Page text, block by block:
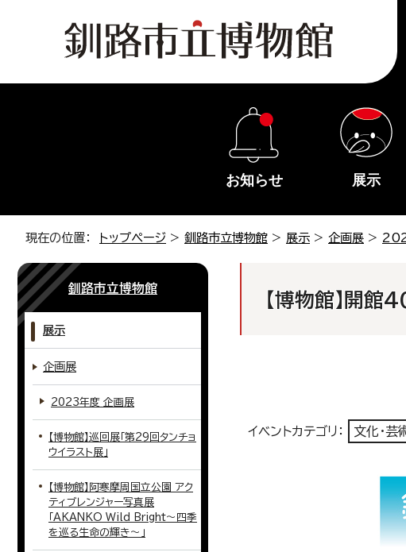
お知らせ 展示
現在の位置： トップページ > 釧路市立博物館 > 展示 > 企画展 >
【博物館】開
イベントカテゴリ： 文化・芸
釧路市立博物館
展示
企画展
2023年度 企画展
【博物館】巡回展「第29回タンチョ
ウイラスト展」
【博物館】阿寒摩周国立公園 アク
ティブレンジャー写真展
「AKANKO Wild Bright～四季
を巡る生命の輝き～」